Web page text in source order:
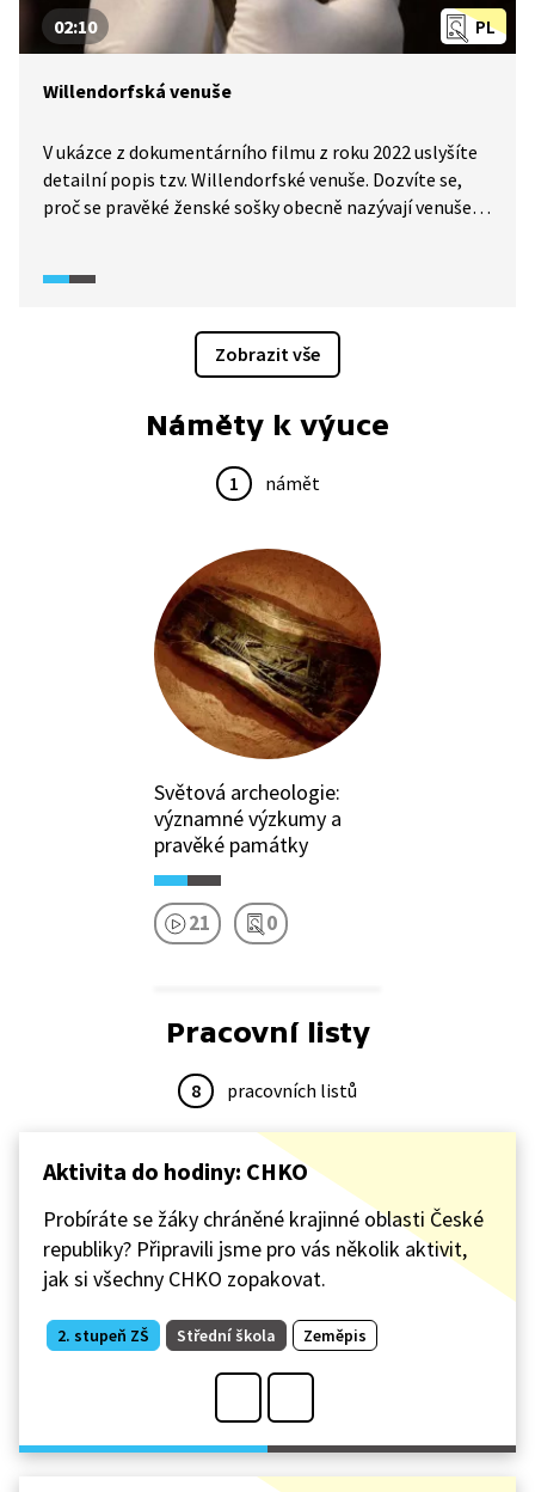
PL
02:10
Willendorfská venuše
V ukázce z dokumentárního filmu z roku 2022 uslyšíte
detailní popis tzv. Willendorfské venuše. Dozvíte se,
proč se pravěké ženské sošky obecně nazývají venuše.
lidech v paleolitu. O jejím smyslu, stejně tak tvůrci, se
Zobrazit vše
Náměty k výuce
1 námět
Světová archeologie:
významné výzkumy a
pravěké památky
21 0
Pracovní listy
8 pracovních listů
Aktivita do hodiny: CHKO
Probíráte se žáky chráněné krajinné oblasti České
republiky? Připravili jsme pro vás několik aktivit,
jak si všechny CHKO zopakovat.
2. stupeň ZŠ Střední škola Zeměpis